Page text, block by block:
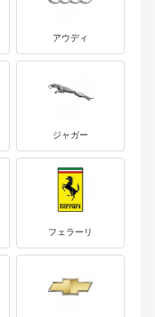
アウディ
ジャガー
フェラーリ